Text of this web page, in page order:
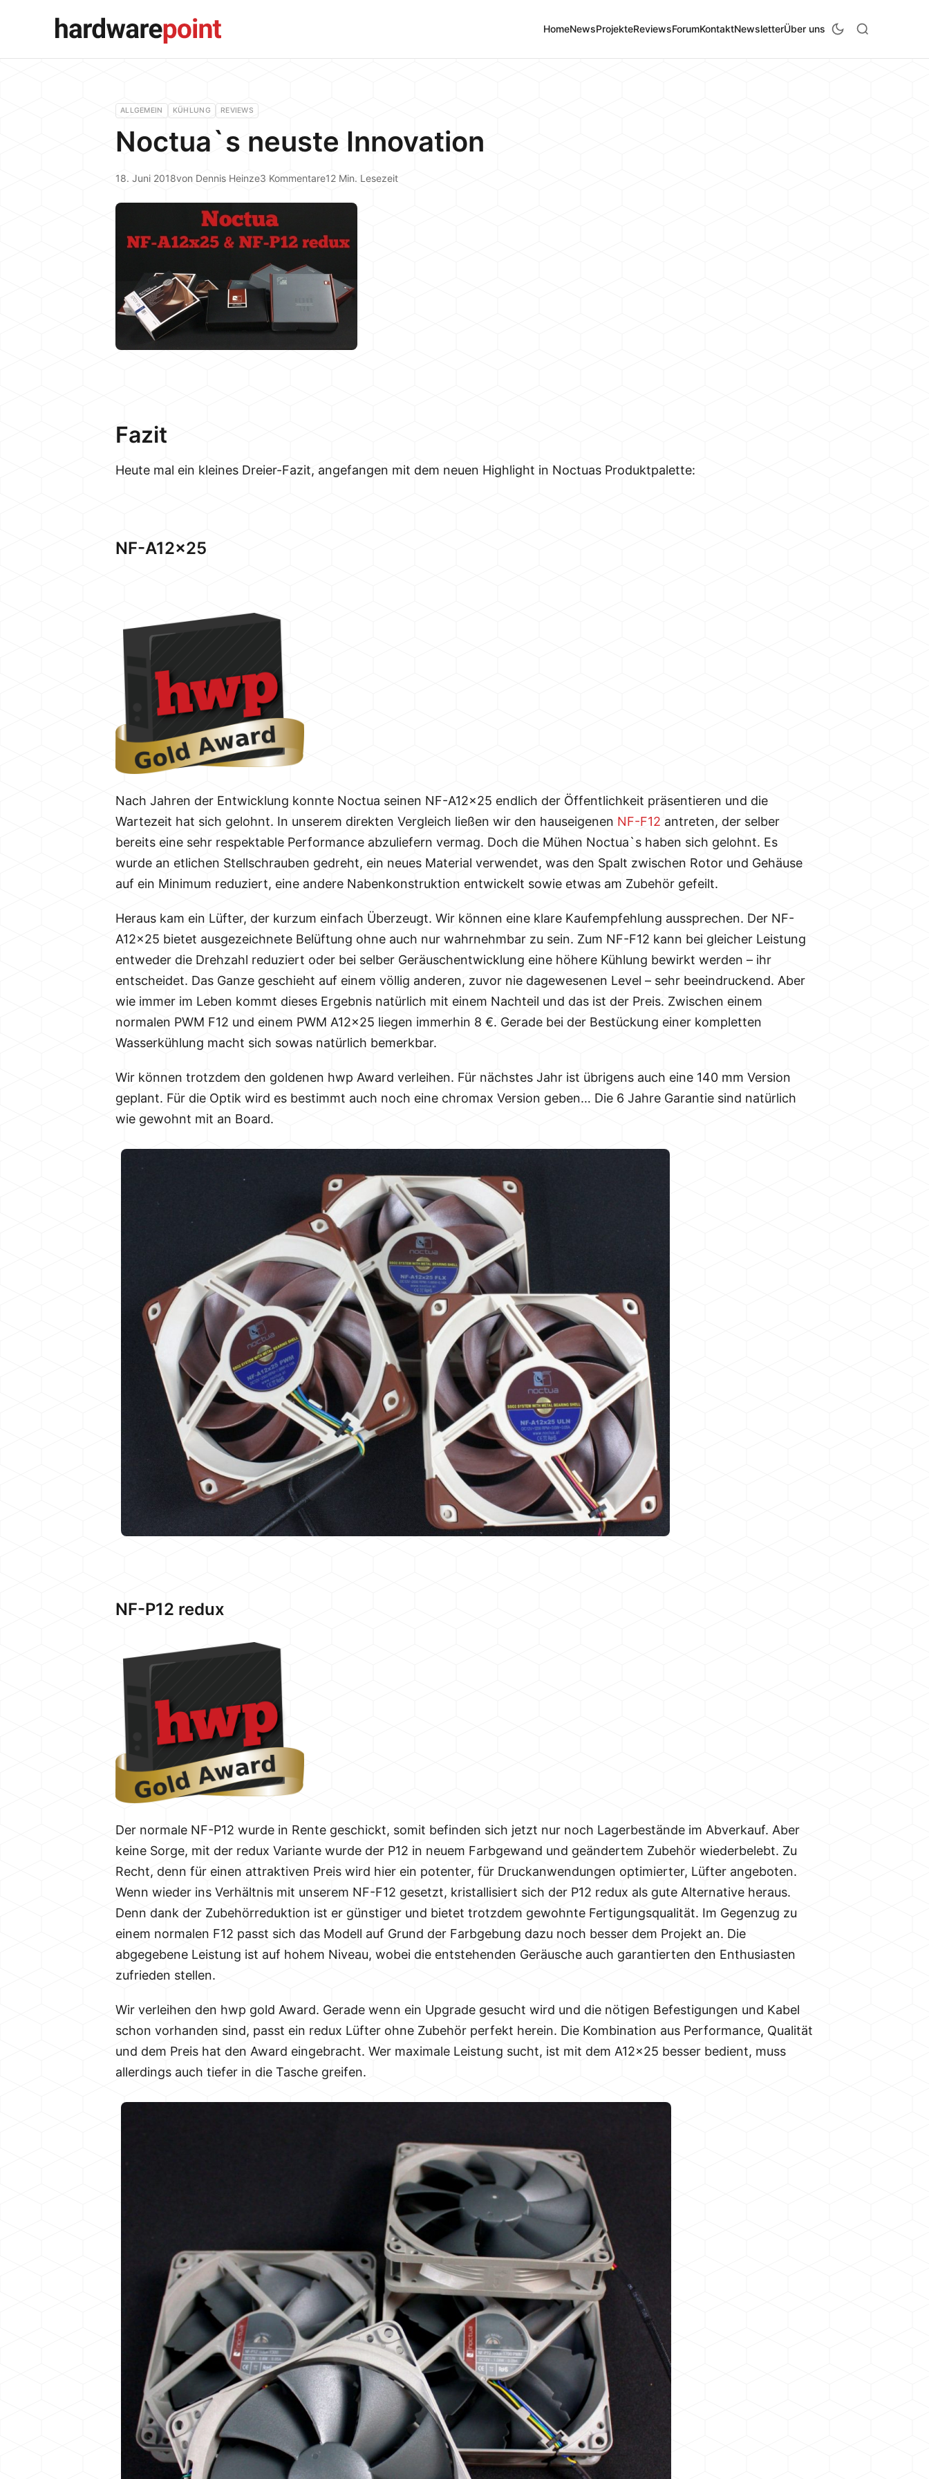
HomeNewsProjekteReviewsForumKontaktNewsletterÜber uns
ALLGEMEIN KÜHLUNG REVIEWS
Noctua`s neuste Innovation
18. Juni 2018von Dennis Heinze3 Kommentare12 Min. Lesezeit
Fazit
Heute mal ein kleines Dreier-Fazit, angefangen mit dem neuen Highlight in Noctuas Produktpalette:
NF-A12x25
Nach Jahren der Entwicklung konnte Noctua seinen NF-A12x25 endlich der Öffentlichkeit präsentieren und die
Wartezeit hat sich gelohnt. In unserem direkten Vergleich ließen wir den hauseigenen NF-F12 antreten, der selber
bereits eine sehr respektable Performance abzuliefern vermag. Doch die Mühen Noctua`s haben sich gelohnt. Es
wurde an etlichen Stellschrauben gedreht, ein neues Material verwendet, was den Spalt zwischen Rotor und Gehäuse
auf ein Minimum reduziert, eine andere Nabenkonstruktion entwickelt sowie etwas am Zubehör gefeilt.
Heraus kam ein Lüfter, der kurzum einfach Überzeugt. Wir können eine klare Kaufempfehlung aussprechen. Der NF-
A12x25 bietet ausgezeichnete Belüftung ohne auch nur wahrnehmbar zu sein. Zum NF-F12 kann bei gleicher Leistung
entweder die Drehzahl reduziert oder bei selber Geräuschentwicklung eine höhere Kühlung bewirkt werden – ihr
entscheidet. Das Ganze geschieht auf einem völlig anderen, zuvor nie dagewesenen Level – sehr beeindruckend. Aber
wie immer im Leben kommt dieses Ergebnis natürlich mit einem Nachteil und das ist der Preis. Zwischen einem
normalen PWM F12 und einem PWM A12x25 liegen immerhin 8 €. Gerade bei der Bestückung einer kompletten
Wasserkühlung macht sich sowas natürlich bemerkbar.
Wir können trotzdem den goldenen hwp Award verleihen. Für nächstes Jahr ist übrigens auch eine 140 mm Version
geplant. Für die Optik wird es bestimmt auch noch eine chromax Version geben… Die 6 Jahre Garantie sind natürlich
wie gewohnt mit an Board.
NF-P12 redux
Der normale NF-P12 wurde in Rente geschickt, somit befinden sich jetzt nur noch Lagerbestände im Abverkauf. Aber
keine Sorge, mit der redux Variante wurde der P12 in neuem Farbgewand und geändertem Zubehör wiederbelebt. Zu
Recht, denn für einen attraktiven Preis wird hier ein potenter, für Druckanwendungen optimierter, Lüfter angeboten.
Wenn wieder ins Verhältnis mit unserem NF-F12 gesetzt, kristallisiert sich der P12 redux als gute Alternative heraus.
Denn dank der Zubehörreduktion ist er günstiger und bietet trotzdem gewohnte Fertigungsqualität. Im Gegenzug zu
einem normalen F12 passt sich das Modell auf Grund der Farbgebung dazu noch besser dem Projekt an. Die
abgegebene Leistung ist auf hohem Niveau, wobei die entstehenden Geräusche auch garantierten den Enthusiasten
zufrieden stellen.
Wir verleihen den hwp gold Award. Gerade wenn ein Upgrade gesucht wird und die nötigen Befestigungen und Kabel
schon vorhanden sind, passt ein redux Lüfter ohne Zubehör perfekt herein. Die Kombination aus Performance, Qualität
und dem Preis hat den Award eingebracht. Wer maximale Leistung sucht, ist mit dem A12x25 besser bedient, muss
allerdings auch tiefer in die Tasche greifen.